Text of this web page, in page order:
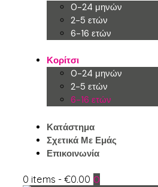
0-24 μηνών
2-5 ετών
6-16 ετών
Κορίτσι
0-24 μηνών
2-5 ετών
6-16 ετών
Κατάστημα
Σχετικά Με Εμάς
Επικοινωνία
0 items -€0.00 0